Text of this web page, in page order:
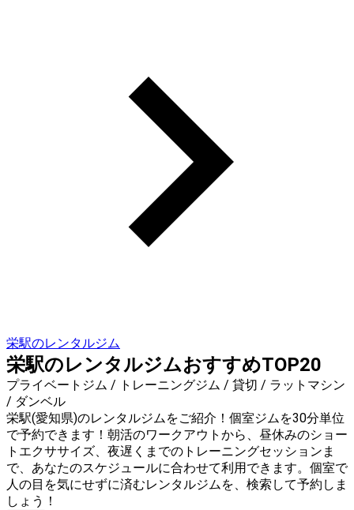
栄駅のレンタルジム
栄駅のレンタルジムおすすめTOP20
プライベートジム / トレーニングジム / 貸切 / ラットマシン
/ ダンベル
栄駅(愛知県)のレンタルジムをご紹介！個室ジムを30分単位
で予約できます！朝活のワークアウトから、昼休みのショー
トエクササイズ、夜遅くまでのトレーニングセッションま
で、あなたのスケジュールに合わせて利用できます。個室で
人の目を気にせずに済むレンタルジムを、検索して予約しま
しょう！